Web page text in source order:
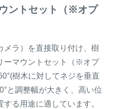
ントセット（※オプ
メラ）を直接取り付け、樹
ーマウントセット（※オプ
樹木に対してネジを垂直
と調整幅が大きく、高い位
る用途に適しています。